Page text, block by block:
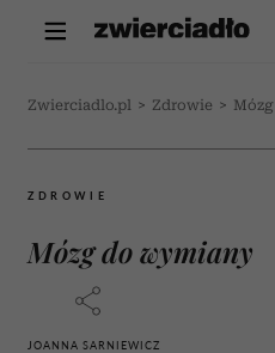
Zwierciadlo.pl > Zdrowie >
ZDROWIE
Mózg do wymiany
JOANNA SARNIEWICZ